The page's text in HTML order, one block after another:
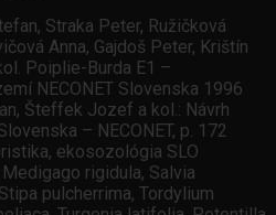
Straka Peter, Ružičková
Anna, Gajdoš Peter, Krištín
Poiplie-Burda E1 –
NECONET Slovenska 1996
Šteffek Jozef a kol.: Návrh
– NECONET, p. 172
ekosozológia SLO
rigidula, Salvia
pulcherrima, Tordylium